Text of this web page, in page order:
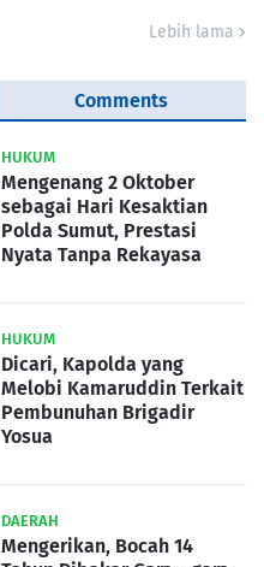
Lebih lama
Comments
HUKUM
Mengenang 2 Oktober
sebagai Hari Kesaktian
Polda Sumut, Prestasi
Nyata Tanpa Rekayasa
HUKUM
Dicari, Kapolda yang
Melobi Kamaruddin Terkait
Pembunuhan Brigadir
Yosua
DAERAH
Mengerikan, Bocah 14